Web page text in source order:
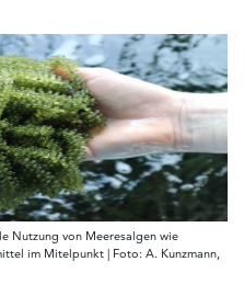
Nutzung von Meeresalgen wie
im Mitelpunkt | Foto: A. Kunzmann,